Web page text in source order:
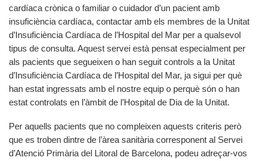
cardíaca crònica o familiar o cuidador d’un pacient amb
insuficiència cardíaca, contactar amb els membres de la Unitat
d’Insuficiència Cardíaca de l’Hospital del Mar per a qualsevol
tipus de consulta. Aquest servei està pensat especialment per
als pacients que segueixen o han seguit controls a la Unitat
d’Insuficiència Cardíaca de l’Hospital del Mar, ja sigui per què
han estat ingressats amb el nostre equip o perquè són o han
estat controlats en l’àmbit de l’Hospital de Dia de la Unitat.
Per aquells pacients que no compleixen aquests criteris però
que es troben dintre de l’àrea sanitària corresponent al Servei
d’Atenció Primària del Litoral de Barcelona, podeu adreçar-vos